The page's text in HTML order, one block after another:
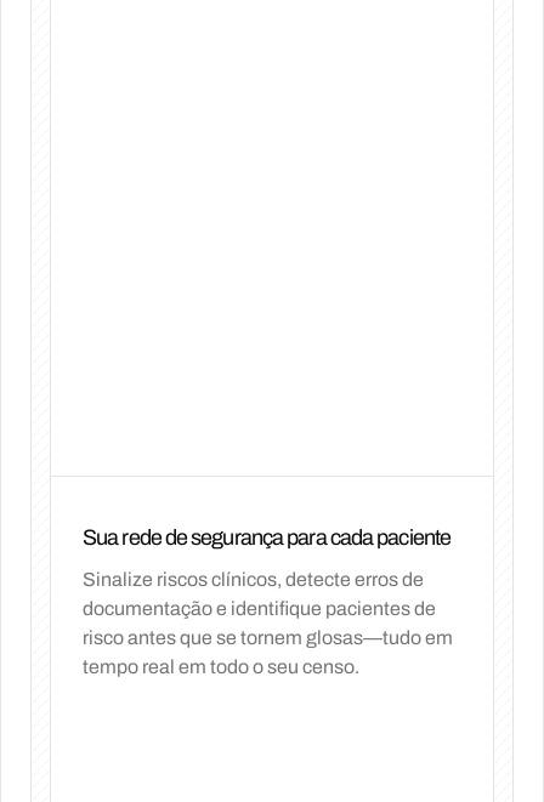
Sua rede de segurança para cada paciente
Sinalize riscos clínicos, detecte erros de
documentação e identifique pacientes de
risco antes que se tornem glosas—tudo em
tempo real em todo o seu censo.